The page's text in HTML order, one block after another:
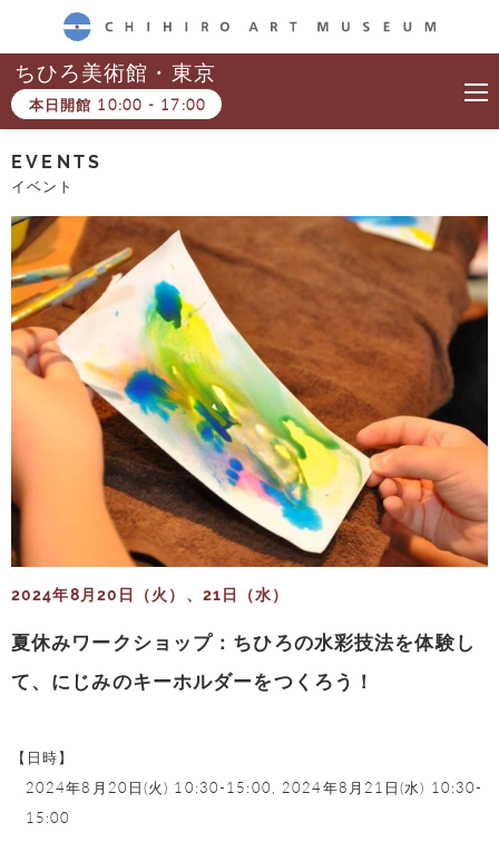
CHIHIRO ART MUSEUM
ちひろ美術館・東京
本日開館 10:00 - 17:00
EVENTS
イベント
2024年8月20日（火）、21日（水）
夏休みワークショップ：ちひろの水彩技法を体験し
て、にじみのキーホルダーをつくろう！
【日時】
2024年8月20日(火) 10:30-15:00, 2024年8月21日(水) 10:30-
15:00